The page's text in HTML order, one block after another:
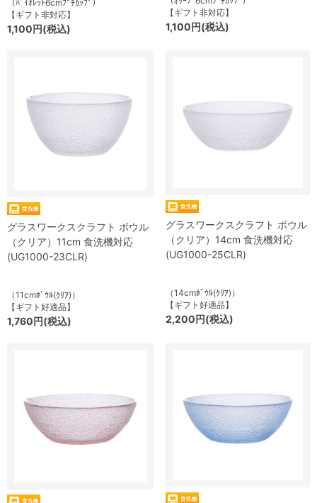
（ﾊﾞｲｵﾚｯﾄ6cmﾌﾟﾁｶｯﾌﾟ）
【ギフト非対応】
1,100円(税込)
【ギフト非対応】
1,100円(税込)
グラスワークスクラフト ボウル
（クリア）11cm 食洗機対応
(UG1000-23CLR)
（11cmﾎﾞｳﾙ(ｸﾘｱ)）
【ギフト好適品】
1,760円(税込)
グラスワークスクラフト ボウル
（クリア）14cm 食洗機対応
(UG1000-25CLR)
（14cmﾎﾞｳﾙ(ｸﾘｱ)）
【ギフト好適品】
2,200円(税込)